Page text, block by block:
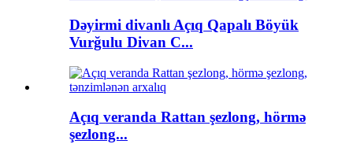
Dəyirmi divanlı Açıq Qapalı Böyük
Vurğulu Divan C...
Açıq veranda Rattan şezlong, hörmə
şezlong...